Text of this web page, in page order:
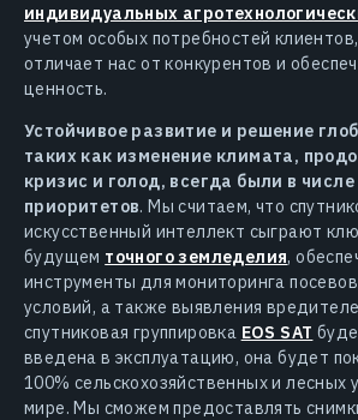
индивидуальных
учетом особых потребностей
отличает нас от конкурентов и
ценность.
Устойчивое развитие и решение
таких как изменение климата,
кризис и голод, всегда были в
приоритетов. Мы считаем, что
искусственный интеллект сыграют
будущем точного земледелия,
инструменты для мониторинга
условий, а также выявления
спутниковая группировка EOS SAT
введена в эксплуатацию, она будет
100% сельскохозяйственных и лесных
мире. Мы сможем предоставлять